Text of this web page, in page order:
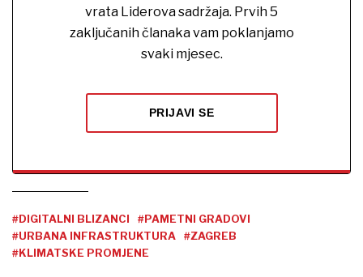
vrata Liderova sadržaja. Prvih 5
zaključanih članaka vam poklanjamo
svaki mjesec.
PRIJAVI SE
#DIGITALNI BLIZANCI
#PAMETNI GRADOVI
#URBANA INFRASTRUKTURA
#ZAGREB
#KLIMATSKE PROMJENE